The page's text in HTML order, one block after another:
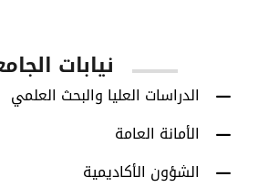
نيابات
الدراسات العليا والبحث العلمي
الأمانة العامة
الشؤون الأكاديمية